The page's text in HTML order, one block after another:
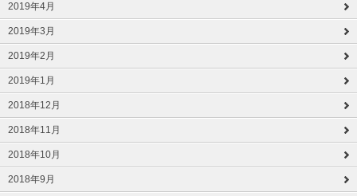
2019年4月
2019年3月
2019年2月
2019年1月
2018年12月
2018年11月
2018年10月
2018年9月